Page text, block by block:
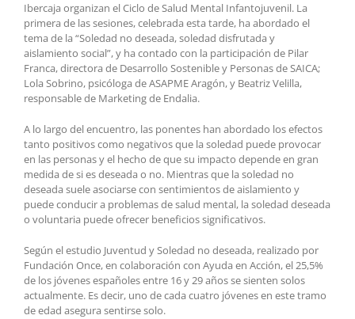
Ibercaja organizan el Ciclo de Salud Mental Infantojuvenil. La
primera de las sesiones, celebrada esta tarde, ha abordado el
tema de la “Soledad no deseada, soledad disfrutada y
aislamiento social”, y ha contado con la participación de Pilar
Franca, directora de Desarrollo Sostenible y Personas de SAICA;
Lola Sobrino, psicóloga de ASAPME Aragón, y Beatriz Velilla,
responsable de Marketing de Endalia.
A lo largo del encuentro, las ponentes han abordado los efectos
tanto positivos como negativos que la soledad puede provocar
en las personas y el hecho de que su impacto depende en gran
medida de si es deseada o no. Mientras que la soledad no
deseada suele asociarse con sentimientos de aislamiento y
puede conducir a problemas de salud mental, la soledad deseada
o voluntaria puede ofrecer beneficios significativos.
Según el estudio Juventud y Soledad no deseada, realizado por
Fundación Once, en colaboración con Ayuda en Acción, el 25,5%
de los jóvenes españoles entre 16 y 29 años se sienten solos
actualmente. Es decir, uno de cada cuatro jóvenes en este tramo
de edad asegura sentirse solo.